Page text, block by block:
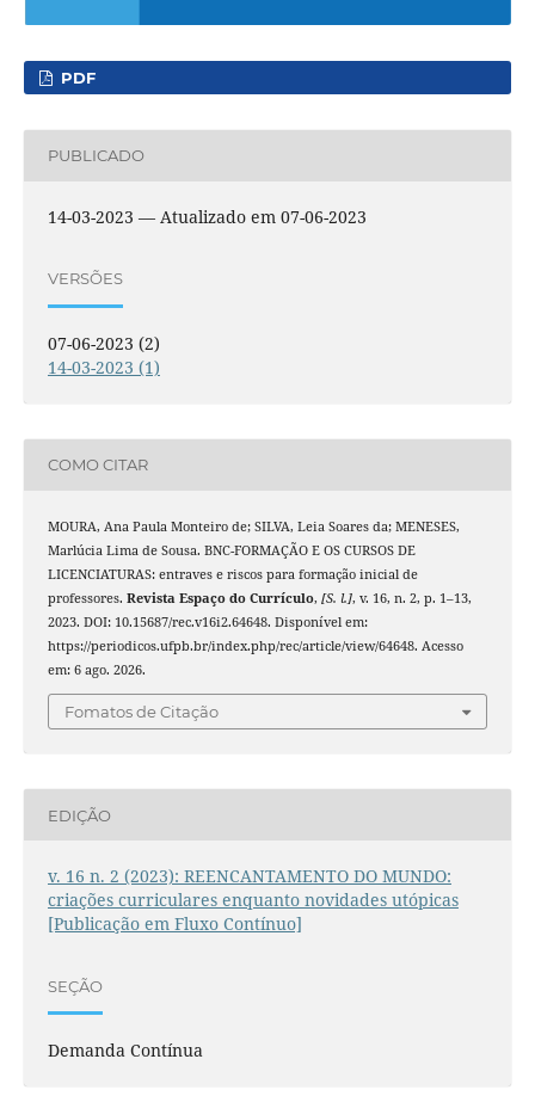
PDF
PUBLICADO
14-03-2023 — Atualizado em 07-06-2023
VERSÕES
07-06-2023 (2)
14-03-2023 (1)
COMO CITAR
MOURA, Ana Paula Monteiro de; SILVA, Leia Soares da; MENESES,
Marlúcia Lima de Sousa. BNC-FORMAÇÃO E OS CURSOS DE
LICENCIATURAS: entraves e riscos para formação inicial de
professores. Revista Espaço do Currículo, [S. l.], v. 16, n. 2, p. 1–13,
2023. DOI: 10.15687/rec.v16i2.64648. Disponível em:
https://periodicos.ufpb.br/index.php/rec/article/view/64648. Acesso
em: 6 ago. 2026.
Fomatos de Citação
EDIÇÃO
v. 16 n. 2 (2023): REENCANTAMENTO DO MUNDO:
criações curriculares enquanto novidades utópicas
[Publicação em Fluxo Contínuo]
SEÇÃO
Demanda Contínua